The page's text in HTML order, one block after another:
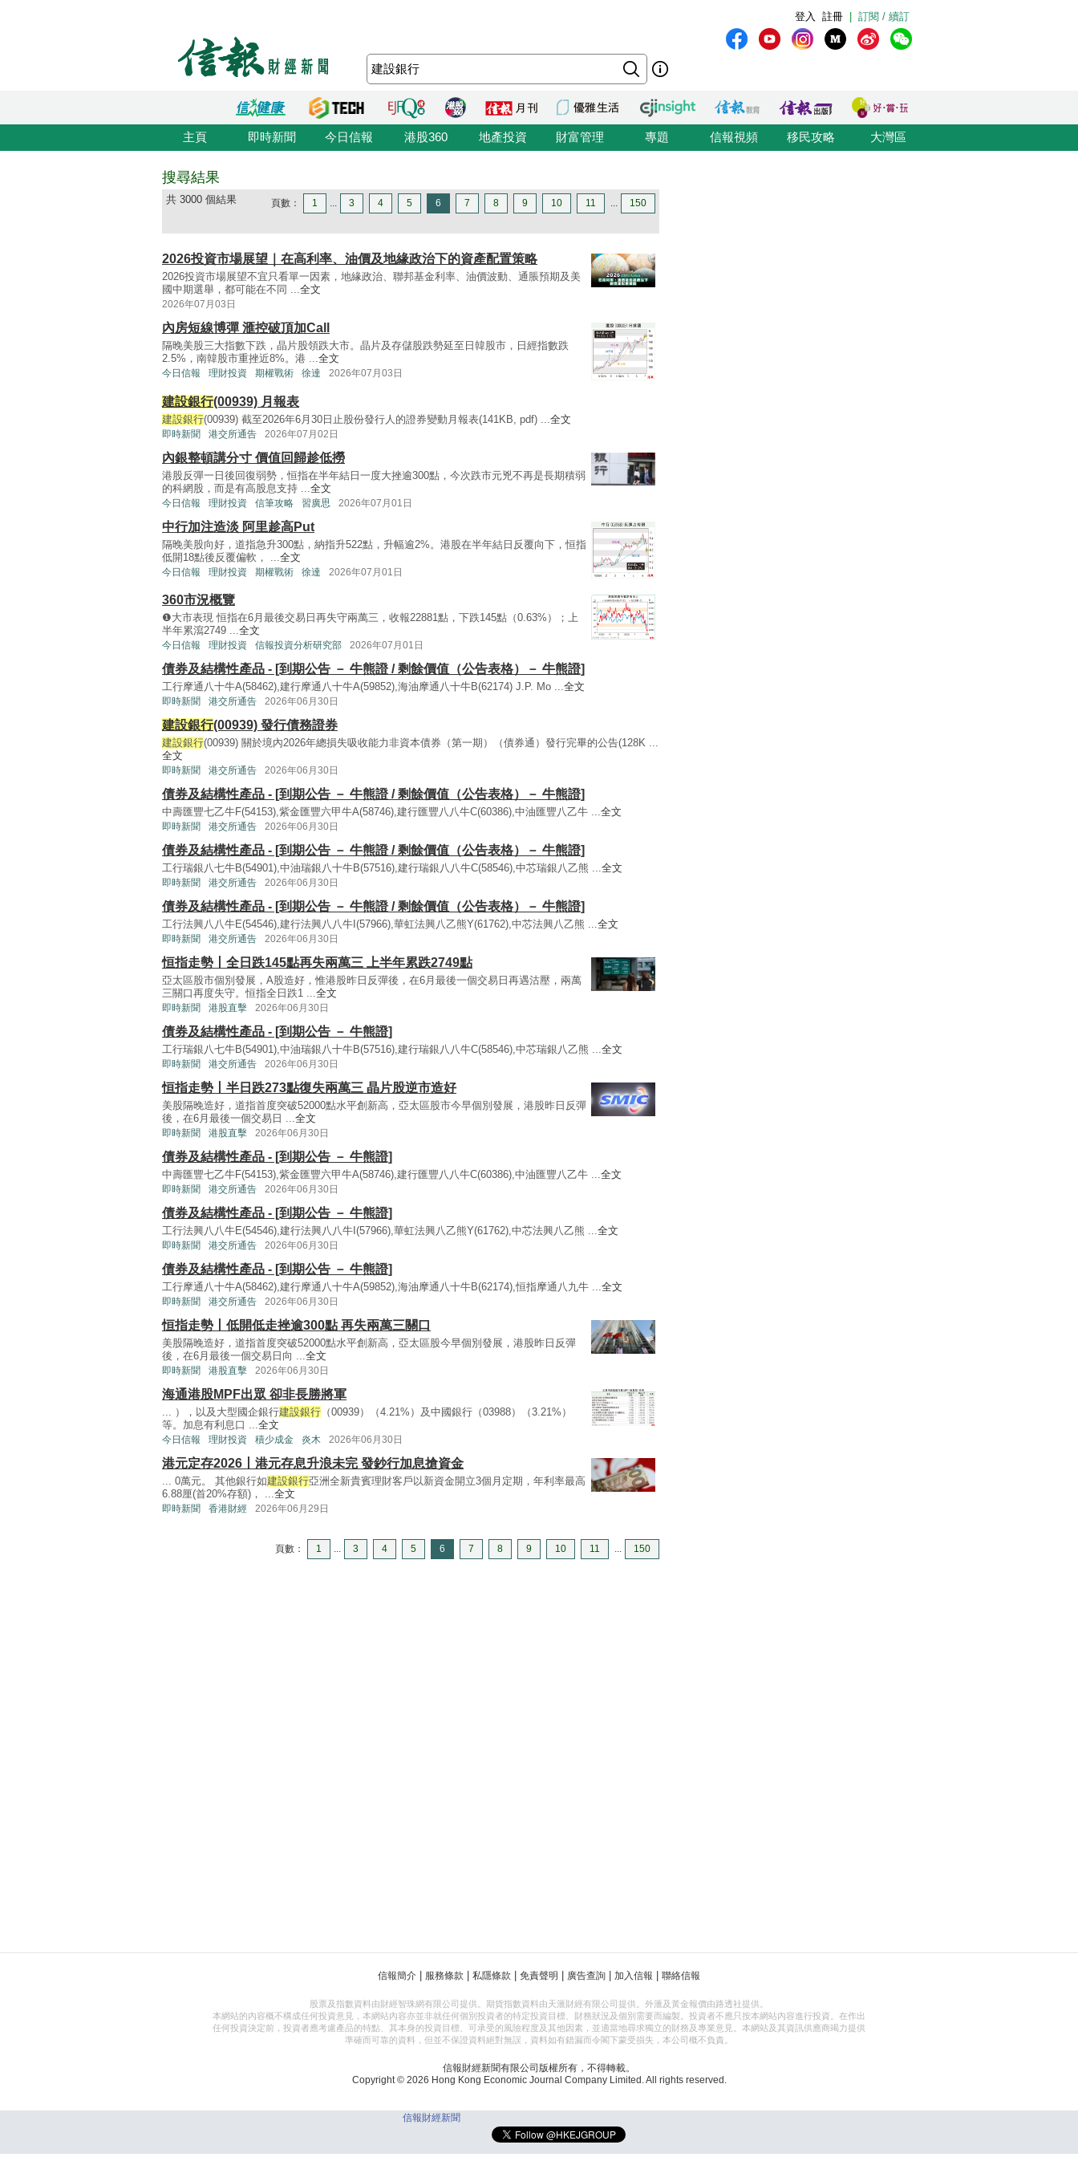
訂閱 / 續訂
註冊
登入
主頁 即時新聞 今日信報 港股360 地產投資 財富管理 專題 信報視頻 移民攻略 大灣區
搜尋結果
共 3000 個結果 頁數： 1 ... 3 4 5 6 7 8 9 10 11 ... 150
2026投資市場展望｜在高利率、油價及地緣政治下的資產配置策略
2026投資市場展望不宜只看單一因素，地緣政治、聯邦基金利率、油價波動、通脹預期及美
國中期選舉，都可能在不同 ...全文
2026年07月03日
內房短線博彈 滙控破頂加Call
隔晚美股三大指數下跌，晶片股領跌大市。晶片及存儲股跌勢延至日韓股市，日經指數跌
2.5%，南韓股市重挫近8%。港 ...全文
今日信報 理財投資 期權戰術 徐達 2026年07月03日
建設銀行(00939) 月報表
建設銀行(00939) 截至2026年6月30日止股份發行人的證券變動月報表(141KB, pdf) ... 全文
即時新聞 港交所通告 2026年07月02日
內銀整頓講分寸 價值回歸趁低撈
港股反彈一日後回復弱勢，恒指在半年結日一度大挫逾300點，今次跌市元兇不再是長期積弱
的科網股，而是有高股息支持 ... 全文
今日信報 理財投資 信筆攻略 習廣思 2026年07月01日
中行加注造淡 阿里趁高Put
隔晚美股向好，道指急升300點，納指升522點，升幅逾2%。港股在半年結日反覆向下，恒指
低開18點後反覆偏軟， ... 全文
今日信報 理財投資 期權戰術 徐達 2026年07月01日
360市況概覽
❶大市表現 恒指在6月最後交易日再失守兩萬三，收報22881點，下跌145點（0.63%）；上
半年累瀉2749 ...全文
今日信報 理財投資 信報投資分析研究部 2026年07月01日
債券及結構性產品 - [到期公告 － 牛熊證 / 剩餘價值（公告表格）－ 牛熊證]
工行摩通八十牛A(58462),建行摩通八十牛A(59852),海油摩通八十牛B(62174) J.P. Mo ...全文
即時新聞 港交所通告 2026年06月30日
建設銀行(00939) 發行債務證券
建設銀行(00939) 關於境內2026年總損失吸收能力非資本債券（第一期）（債券通）發行完畢的公告(128K ...
全文
即時新聞 港交所通告 2026年06月30日
債券及結構性產品 - [到期公告 － 牛熊證 / 剩餘價值（公告表格）－ 牛熊證]
中壽匯豐七乙牛F(54153),紫金匯豐六甲牛A(58746),建行匯豐八八牛C(60386),中油匯豐八乙牛 ...全文
即時新聞 港交所通告 2026年06月30日
債券及結構性產品 - [到期公告 － 牛熊證 / 剩餘價值（公告表格）－ 牛熊證]
工行瑞銀八七牛B(54901),中油瑞銀八十牛B(57516),建行瑞銀八八牛C(58546),中芯瑞銀八乙熊 ...全文
即時新聞 港交所通告 2026年06月30日
債券及結構性產品 - [到期公告 － 牛熊證 / 剩餘價值（公告表格）－ 牛熊證]
工行法興八八牛E(54546),建行法興八八牛I(57966),華虹法興八乙熊Y(61762),中芯法興八乙熊 ...全文
即時新聞 港交所通告 2026年06月30日
恒指走勢丨全日跌145點再失兩萬三 上半年累跌2749點
亞太區股市個別發展，A股造好，惟港股昨日反彈後，在6月最後一個交易日再遇沽壓，兩萬
三關口再度失守。恒指全日跌1 ...全文
即時新聞 港股直擊 2026年06月30日
債券及結構性產品 - [到期公告 － 牛熊證]
工行瑞銀八七牛B(54901),中油瑞銀八十牛B(57516),建行瑞銀八八牛C(58546),中芯瑞銀八乙熊 ...全文
即時新聞 港交所通告 2026年06月30日
恒指走勢丨半日跌273點復失兩萬三 晶片股逆市造好
美股隔晚造好，道指首度突破52000點水平創新高，亞太區股市今早個別發展，港股昨日反彈
後，在6月最後一個交易日 ...全文
即時新聞 港股直擊 2026年06月30日
債券及結構性產品 - [到期公告 － 牛熊證]
中壽匯豐七乙牛F(54153),紫金匯豐六甲牛A(58746),建行匯豐八八牛C(60386),中油匯豐八乙牛 ...全文
即時新聞 港交所通告 2026年06月30日
債券及結構性產品 - [到期公告 － 牛熊證]
工行法興八八牛E(54546),建行法興八八牛I(57966),華虹法興八乙熊Y(61762),中芯法興八乙熊 ...全文
即時新聞 港交所通告 2026年06月30日
債券及結構性產品 - [到期公告 － 牛熊證]
工行摩通八十牛A(58462),建行摩通八十牛A(59852),海油摩通八十牛B(62174),恒指摩通八九牛 ...全文
即時新聞 港交所通告 2026年06月30日
恒指走勢丨低開低走挫逾300點 再失兩萬三關口
美股隔晚造好，道指首度突破52000點水平創新高，亞太區股今早個別發展，港股昨日反彈
後，在6月最後一個交易日向 ...全文
即時新聞 港股直擊 2026年06月30日
海通港股MPF出眾 卻非長勝將軍
... ），以及大型國企銀行建設銀行 （00939）（4.21%）及中國銀行（03988）（3.21%）
等。加息有利息口 ...全文
今日信報 理財投資 積少成金 炎木 2026年06月30日
港元定存2026丨港元存息升浪未完 發鈔行加息搶資金
... 0萬元。 其他銀行如建設銀行亞洲全新貴賓理財客戶以新資金開立3個月定期，年利率最高
6.88厘(首20%存額)， ...全文
即時新聞 香港財經 2026年06月29日
頁數： 1 ... 3 4 5 6 7 8 9 10 11 ... 150
信報簡介 服務條款 私隱條款 免責聲明 廣告查詢 加入信報 聯絡信報
股票及指數資料由財經智珠網有限公司提供。期貨指數資料由天滙財經有限公司提供。外滙及黃金報價由路透社提供。
本網站的內容概不構成任何投資意見，本網站內容亦並非就任何個別投資者的特定投資目標、財務狀況及個別需要而編製。投資者不應只按本網站內容進行投資。在作出
任何投資決定前，投資者應考慮產品的特點、其本身的投資目標、可承受的風險程度及其他因素，並適當地尋求獨立的財務及專業意見。本網站及其資訊供應商竭力提供
準確而可靠的資料，但並不保證資料絕對無誤，資料如有錯漏而令閣下蒙受損失，本公司概不負責。
信報財經新聞有限公司版權所有，不得轉載。
Copyright © 2026 Hong Kong Economic Journal Company Limited. All rights reserved.
信報財經新聞